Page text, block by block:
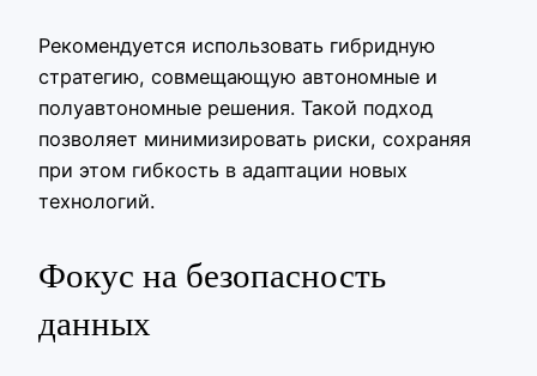
Рекомендуется использовать гибридную
стратегию, совмещающую автономные и
полуавтономные решения. Такой подход
позволяет минимизировать риски, сохраняя
при этом гибкость в адаптации новых
технологий.
Фокус на безопасность
данных